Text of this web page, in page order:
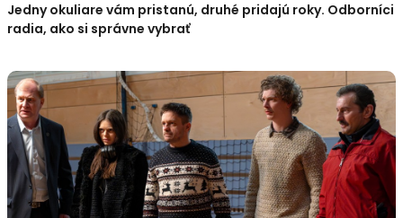
Jedny okuliare vám pristanú, druhé pridajú roky. Odborníci
radia, ako si správne vybrať